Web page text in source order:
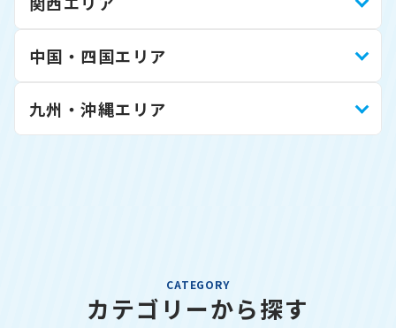
中国・四国エリア
九州・沖縄エリア
CATEGORY
カテゴリーから探す